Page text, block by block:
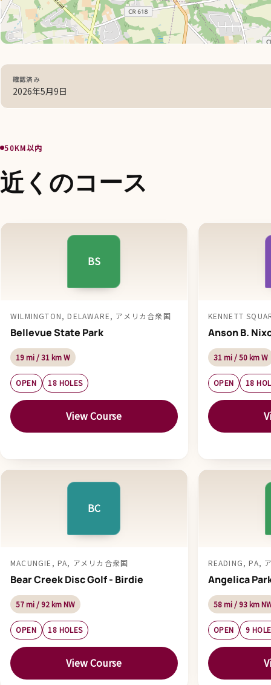
確認済み
2026年5月9日
50KM以内
近くのコース
BS
WILMINGTON, DELAWARE, アメリカ合衆国
Bellevue State Park
19 mi / 31 km W
OPEN 18 HOLES
View Course
KENNETT
Anson B.
31 mi / 50 km W
OPEN 18
BC
MACUNGIE, PA, アメリカ合衆国
Bear Creek Disc Golf - Birdie
57 mi / 92 km NW
OPEN 18 HOLES
View Course
READING, PA,
Angelica
58 mi / 93 km
OPEN 9